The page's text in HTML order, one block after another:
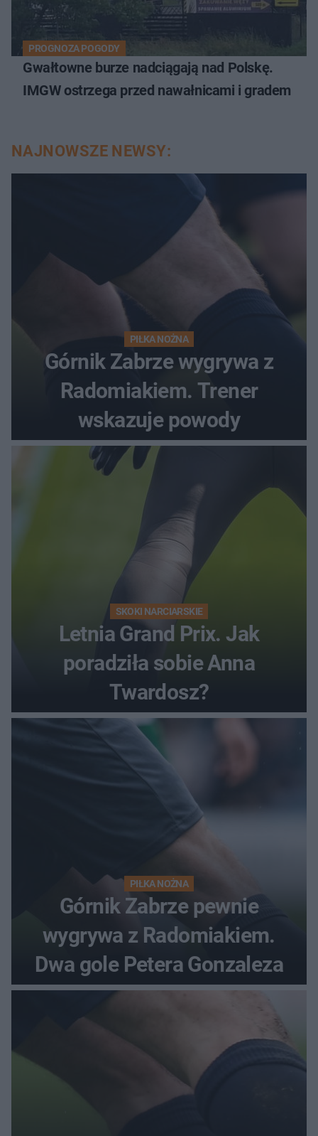
PROGNOZA POGODY
Gwałtowne burze nadciągają nad Polskę.
IMGW ostrzega przed nawałnicami i gradem
NAJNOWSZE NEWSY:
PIŁKA NOŻNA
Górnik Zabrze wygrywa z
Radomiakiem. Trener
wskazuje powody
SKOKI NARCIARSKIE
Letnia Grand Prix. Jak
poradziła sobie Anna
Twardosz?
PIŁKA NOŻNA
Górnik Zabrze pewnie
wygrywa z Radomiakiem.
Dwa gole Petera Gonzaleza